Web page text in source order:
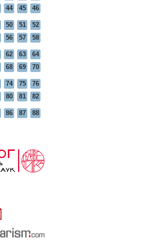
44 45 46
50 51
52
56 57 58
62 63
64
68 69 70
74 75
76
80 81 82
86 87 88